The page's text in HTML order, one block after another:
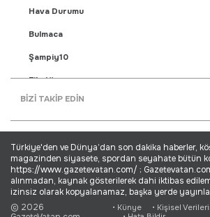
Hava Durumu
Bulmaca
Şampiy10
Fikstür
Puan Durumu
Yaşam Haberleri
Ekonomi Haberleri
Dünya Haberleri
BİZİ TAKİP EDİN
Türkiye'den ve Dünya’dan son dakika haberler,
magazinden siyasete, spordan seyahate bütün
https://www.gazetevatan.com/ ;
alınmadan, kaynak gösterilerek dahi iktibas
izinsiz olarak kopyalanamaz, başka yerde
© 2026
• Künye
• Kişisel